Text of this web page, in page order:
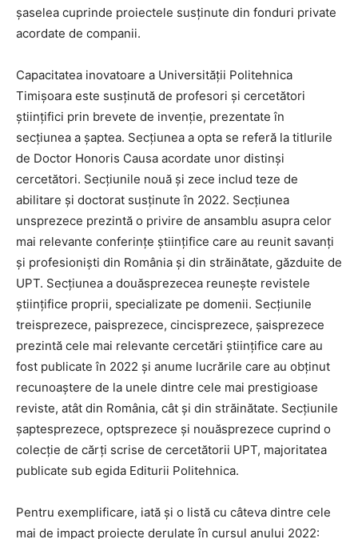
șaselea cuprinde proiectele susținute din fonduri private
acordate de companii.
Capacitatea inovatoare a Universității Politehnica
Timișoara este susținută de profesori și cercetători
științifici prin brevete de invenție, prezentate în
secțiunea a șaptea. Secțiunea a opta se referă la titlurile
de Doctor Honoris Causa acordate unor distinși
cercetători. Secțiunile nouă și zece includ teze de
abilitare și doctorat susținute în 2022. Secțiunea
unsprezece prezintă o privire de ansamblu asupra celor
mai relevante conferințe științifice care au reunit savanți
și profesioniști din România și din străinătate, găzduite de
UPT. Secțiunea a douăsprezecea reunește revistele
științifice proprii, specializate pe domenii. Secțiunile
treisprezece, paisprezece, cincisprezece, șaisprezece
prezintă cele mai relevante cercetări științifice care au
fost publicate în 2022 și anume lucrările care au obținut
recunoaștere de la unele dintre cele mai prestigioase
reviste, atât din România, cât și din străinătate. Secțiunile
șaptesprezece, optsprezece și nouăsprezece cuprind o
colecție de cărți scrise de cercetătorii UPT, majoritatea
publicate sub egida Editurii Politehnica.
Pentru exemplificare, iată și o listă cu câteva dintre cele
mai de impact proiecte derulate în cursul anului 2022: